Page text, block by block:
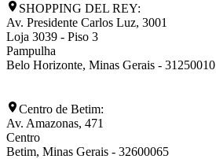
SHOPPING DEL REY:
Av. Presidente Carlos Luz, 3001
Loja 3039 - Piso 3
Pampulha
Belo Horizonte, Minas Gerais - 31250010
Centro de Betim:
Av. Amazonas, 471
Centro
Betim, Minas Gerais - 32600065